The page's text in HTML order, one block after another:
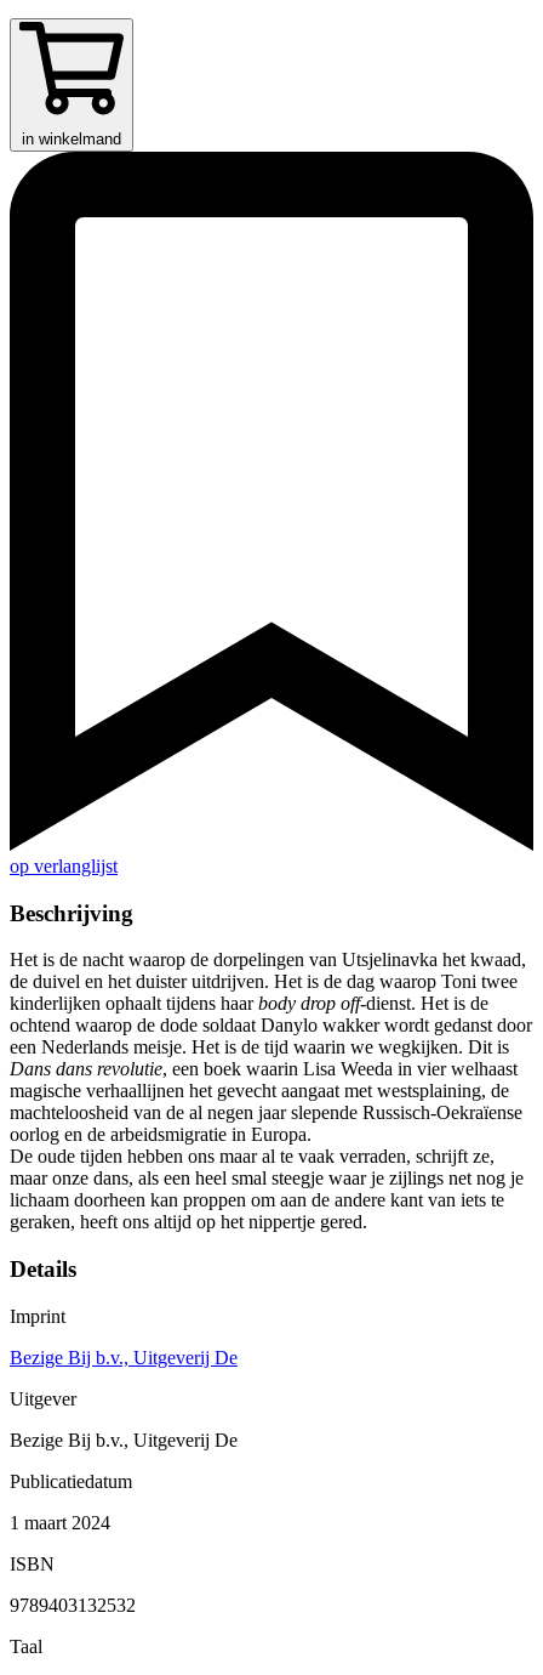
in winkelmand
op verlanglijst
Beschrijving
Het is de nacht waarop de dorpelingen van Utsjelinavka het kwaad,
de duivel en het duister uitdrijven. Het is de dag waarop Toni twee
kinderlijken ophaalt tijdens haarbody drop off-dienst. Het is de
ochtend waarop de dode soldaat Danylo wakker wordt gedanst door
een Nederlands meisje. Het is de tijd waarin we wegkijken. Dit is
Dans dans revolutie, een boek waarin Lisa Weeda in vier welhaast
magische verhaallijnen het gevecht aangaat met westsplaining, de
machteloosheid van de al negen jaar slepende Russisch-Oekraïense
oorlog en de arbeidsmigratie in Europa.
De oude tijden hebben ons maar al te vaak verraden, schrijft ze,
maar onze dans, als een heel smal steegje waar je zijlings net nog je
lichaam doorheen kan proppen om aan de andere kant van iets te
geraken, heeft ons altijd op het nippertje gered.
Details
Imprint
Bezige Bij b.v., Uitgeverij De
Uitgever
Bezige Bij b.v., Uitgeverij De
Publicatiedatum
1 maart 2024
ISBN
9789403132532
Taal